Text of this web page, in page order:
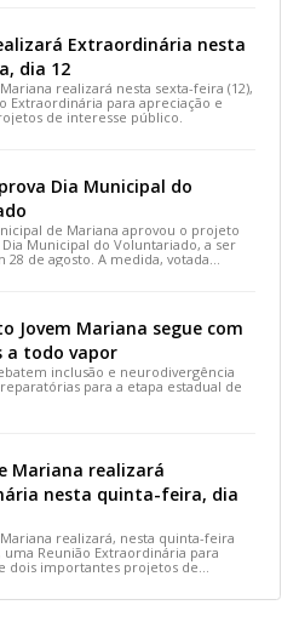
Extraordinária nesta
dia 12
realizará nesta sexta-feira (12),
Extraordinária para apreciação e
de interesse público.
Dia Municipal do
de Mariana aprovou o projeto
Municipal do Voluntariado, a ser
28 de agosto. A medida, votada
Reunião Ordinária, busca reconhecer
Jovem Mariana segue com
a todo vapor
inclusão e neurodivergência
para a etapa estadual de
Mariana realizará
nesta quinta-feira, dia
realizará, nesta quinta-feira
uma Reunião Extraordinária para
dois importantes projetos de